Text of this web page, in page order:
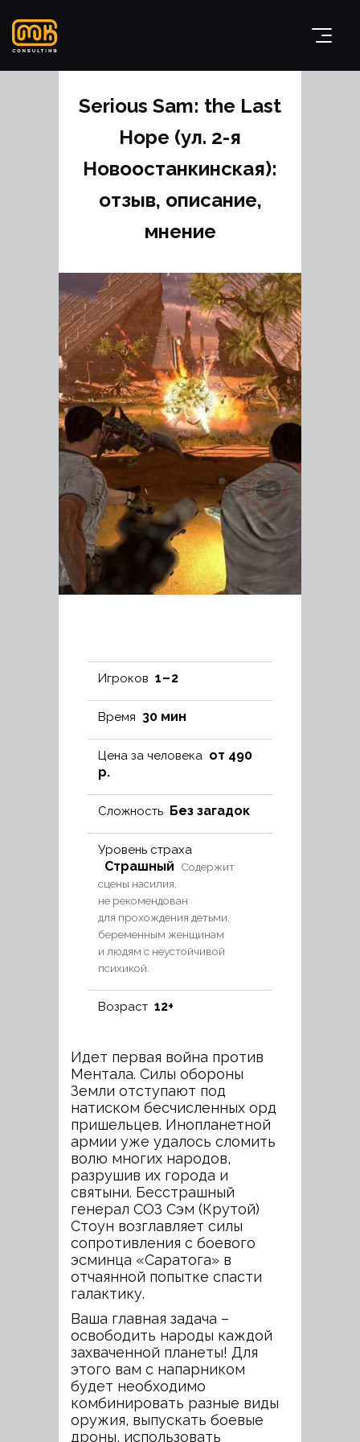
Serious Sam: the Last
Hope (ул. 2-я
Новоостанкинская):
отзыв, описание,
мнение
Игроков 1 – 2
Время 30 мин
Цена за человека от 490
р.
Сложность Без загадок
Уровень страха
Страшный
Содержит
сцены насилия,
не рекомендован
для прохождения детьми,
беременным женщинам
и людям с неустойчивой
психикой.
Возраст 12+
Идет первая война против
Ментала. Силы обороны
Земли отступают под
натиском бесчисленных орд
пришельцев. Инопланетной
армии уже удалось сломить
волю многих народов,
разрушив их города и
святыни. Бесстрашный
генерал СОЗ Сэм (Крутой)
Стоун возглавляет силы
сопротивления с боевого
эсминца «Саратога» в
отчаянной попытке спасти
галактику.
Ваша главная задача –
освободить народы каждой
захваченной планеты! Для
этого вам с напарником
будет необходимо
комбинировать разные виды
оружия, выпускать боевые
дроны, использовать